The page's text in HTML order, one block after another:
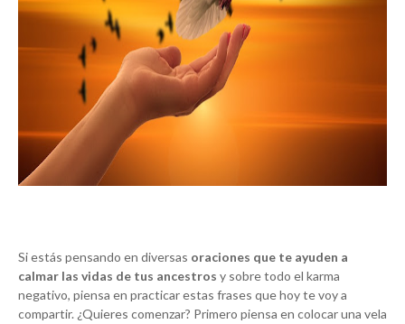
Si estás pensando en diversas oraciones que te ayuden a
calmar las vidas de tus ancestros y sobre todo el karma
negativo, piensa en practicar estas frases que hoy te voy a
compartir. ¿Quieres comenzar? Primero piensa en colocar una vela